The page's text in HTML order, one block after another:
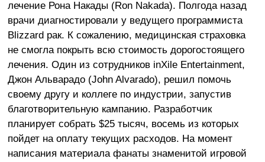
лечение Рона Накады (Ron Nakada). Полгода назад
врачи диагностировали у ведущего программиста
Blizzard рак. К сожалению, медицинская страховка
не смогла покрыть всю стоимость дорогостоящего
лечения. Один из сотрудников inXile Entertainment,
Джон Альварадо (John Alvarado), решил помочь
своему другу и коллеге по индустрии, запустив
благотворительную кампанию. Разработчик
планирует собрать $25 тысяч, восемь из которых
пойдет на оплату текущих расходов. На момент
написания материала фанаты знаменитой игровой